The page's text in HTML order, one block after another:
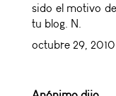
sido el motivo
tu blog. N.
octubre 29, 2010